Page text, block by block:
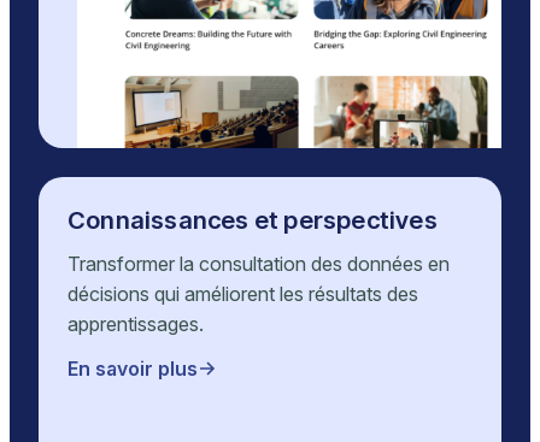
Connaissances et perspectives
Transformer la consultation des données en
décisions qui améliorent les résultats des
apprentissages.
En savoir plus